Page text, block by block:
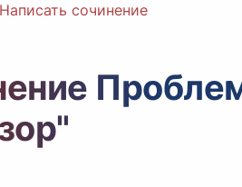
Написать сочинение